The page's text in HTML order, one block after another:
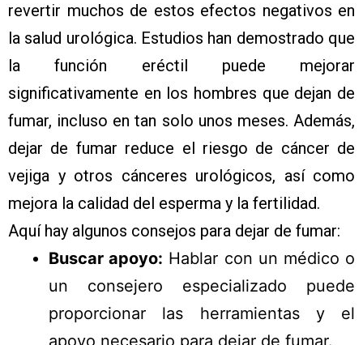
revertir muchos de estos efectos negativos en
la salud urológica. Estudios han demostrado que
la función eréctil puede mejorar
significativamente en los hombres que dejan de
fumar, incluso en tan solo unos meses. Además,
dejar de fumar reduce el riesgo de cáncer de
vejiga y otros cánceres urológicos, así como
mejora la calidad del esperma y la fertilidad.
Aquí hay algunos consejos para dejar de fumar:
Buscar apoyo: Hablar con un médico o
un consejero especializado puede
proporcionar las herramientas y el
apoyo necesario para dejar de fumar.